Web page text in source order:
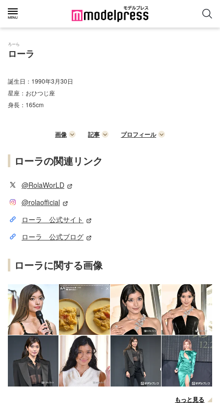
ろーら
ローラ
誕生日： 1990年3月30日
星座： おひつじ座
身長： 165cm
画像 記事 プロフィール
ローラの関連リンク
@RolaWorLD
@rolaofficial
ローラ 公式サイト
ローラ 公式ブログ
ローラに関する画像
もっと見る